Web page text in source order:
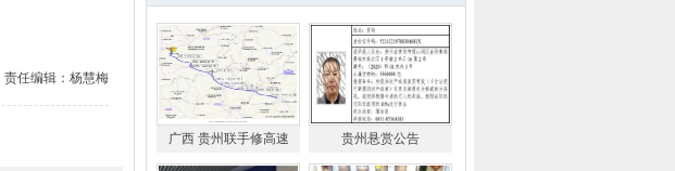
广西 贵州联手修高速 贵州悬赏公告
责任编辑：杨慧梅